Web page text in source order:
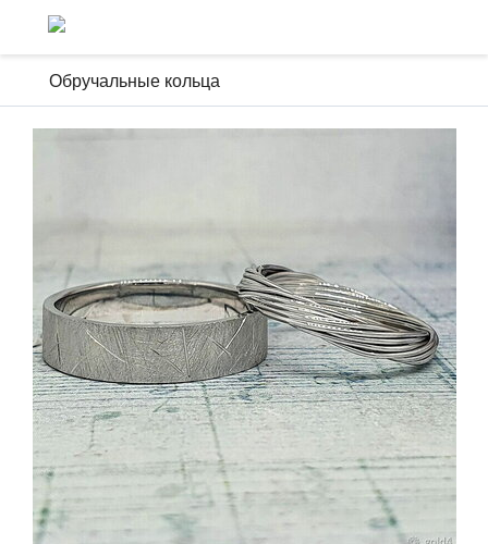
Обручальные кольца